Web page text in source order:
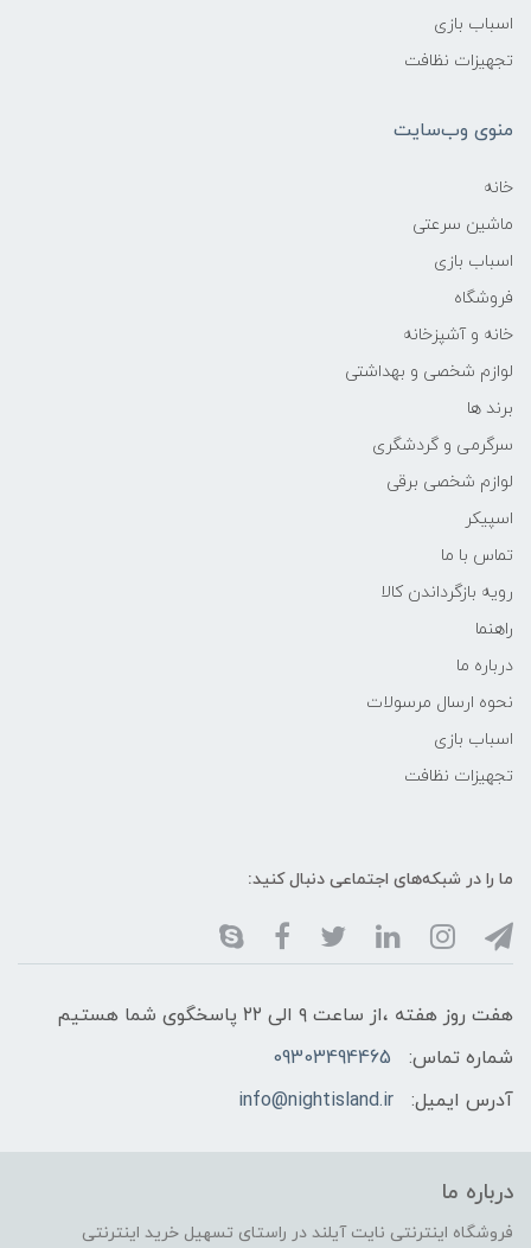
اسباب بازی
تجهیزات نظافت
منوی وب‌سایت
خانه
ماشین سرعتی
اسباب بازی
فروشگاه
خانه و آشپزخانه
لوازم شخصی و بهداشتی
برند ها
سرگرمی و گردشگری
لوازم شخصی برقی
اسپیکر
تماس با ما
رویه بازگرداندن کالا
راهنما
درباره ما
نحوه ارسال مرسولات
اسباب بازی
تجهیزات نظافت
ما را در شبکه‌های اجتماعی دنبال کنید:
هفت روز هفته ،از ساعت ۹ الی ۲۲ پاسخگوی شما هستیم
شماره تماس:
09303494465
آدرس ایمیل:
info@nightisland.ir
درباره ما
فروشگاه اینترنتی نایت آیلند در راستای تسهیل خرید اینترنتی